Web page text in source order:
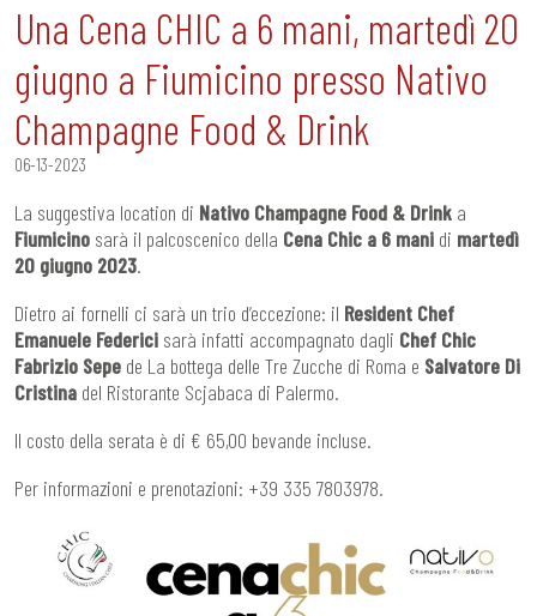
Una Cena CHIC a 6 mani, martedì 20
giugno a Fiumicino presso Nativo
Champagne Food & Drink
06-13-2023
La suggestiva location di Nativo Champagne Food & Drink a
Fiumicino sarà il palcoscenico della Cena Chic a 6 mani di martedì
20 giugno 2023.
Dietro ai fornelli ci sarà un trio d’eccezione: il Resident Chef
Emanuele Federici sarà infatti accompagnato dagli Chef Chic
Fabrizio Sepe de La bottega delle Tre Zucche di Roma e Salvatore Di
Cristina del Ristorante Scjabaca di Palermo.
Il costo della serata è di € 65,00 bevande incluse.
Per informazioni e prenotazioni: +39 335 7803978.